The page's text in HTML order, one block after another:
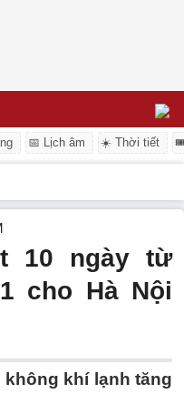
📅 Lịch âm ☀️ Thời tiết
10 ngày từ
cho Hà Nội
khí lạnh tăng